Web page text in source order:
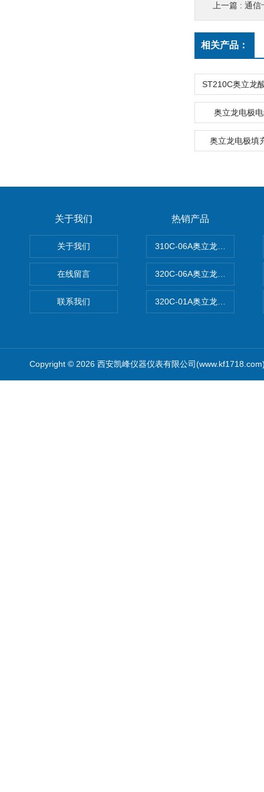
上一篇 : 通信
相关产品：
奥立龙电极
奥立龙电极填
关于我们
关于我们
在线留言
联系我们
热销产品
310C-06A奥立龙实验室台式
320C-06A奥立龙实验室便携
320C-01A奥立龙实验室便携
Copyright © 2026 西安凯峰仪器仪表有限公司